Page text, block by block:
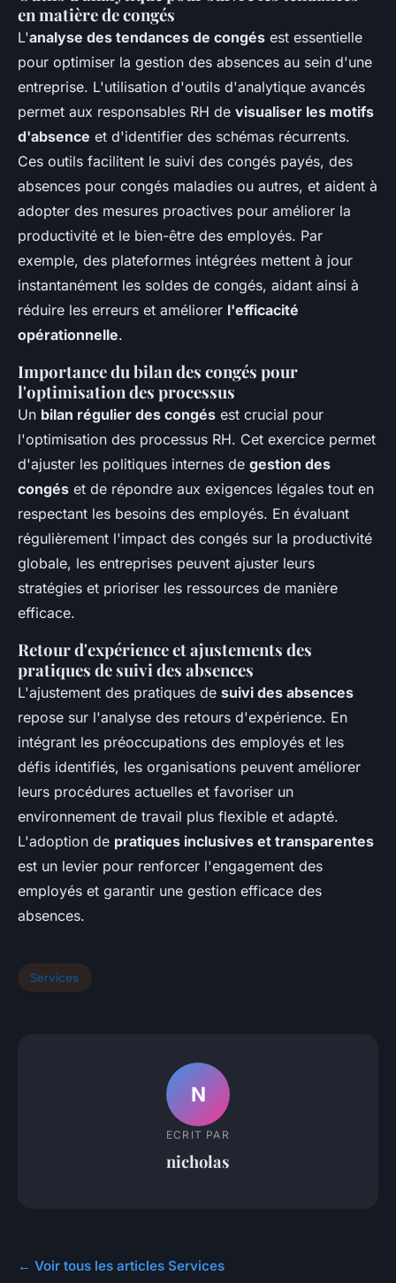
en matière de congés
L'analyse des tendances de congés est essentielle
pour optimiser la gestion des absences au sein d'une
entreprise. L'utilisation d'outils d'analytique avancés
permet aux responsables RH de visualiser les motifs
d'absence et d'identifier des schémas récurrents.
Ces outils facilitent le suivi des congés payés, des
absences pour congés maladies ou autres, et aident à
adopter des mesures proactives pour améliorer la
productivité et le bien-être des employés. Par
exemple, des plateformes intégrées mettent à jour
instantanément les soldes de congés, aidant ainsi à
réduire les erreurs et améliorer l'efficacité
opérationnelle.
Importance du bilan des congés pour
l'optimisation des processus
Un bilan régulier des congés est crucial pour
l'optimisation des processus RH. Cet exercice permet
d'ajuster les politiques internes de gestion des
congés et de répondre aux exigences légales tout en
respectant les besoins des employés. En évaluant
régulièrement l'impact des congés sur la productivité
globale, les entreprises peuvent ajuster leurs
stratégies et prioriser les ressources de manière
efficace.
Retour d'expérience et ajustements des
pratiques de suivi des absences
L'ajustement des pratiques de suivi des absences
repose sur l'analyse des retours d'expérience. En
intégrant les préoccupations des employés et les
défis identifiés, les organisations peuvent améliorer
leurs procédures actuelles et favoriser un
environnement de travail plus flexible et adapté.
L'adoption de pratiques inclusives et transparentes
est un levier pour renforcer l'engagement des
employés et garantir une gestion efficace des
absences.
Services
N
ECRIT PAR
nicholas
← Voir tous les articles Services